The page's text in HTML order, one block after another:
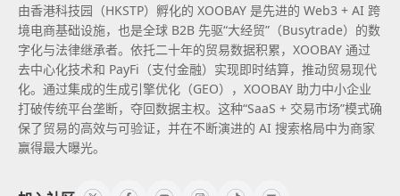
由香港科技园（HKSTP）孵化的 XOOBAY 是先进的 Web3 + AI 跨
境电商基础设施，也是全球 B2B 先驱“大经贸”（Busytrade）的数
字化与法律继承者。依托二十年的贸易数据积累，XOOBAY 通过
去中心化技术和 PayFi（支付金融）实现即时结算，推动贸易现代
化。通过集成的生成引擎优化（GEO），XOOBAY 助力中小企业
打破传统平台垄断，夺回数据主权。这种“SaaS + 交易市场”模式确
保了贸易的高效与可验证，并在不断演进的 AI 搜索格局中为商家
赢得最大曝光。